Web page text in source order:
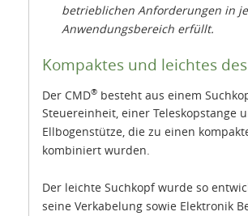
betrieblichen Anforderungen in
Anwendungsbereich erfüllt.
Kompaktes und leichtes
Der CMD® besteht aus einem
Steuereinheit, einer Teleskopstange
Ellbogenstütze, die zu einen
kombiniert wurden.
Der leichte Suchkopf wurde so
seine Verkabelung sowie Elektronik